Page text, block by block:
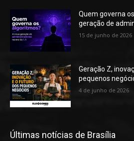
Quem governa
geração de
15 de junho de 2026
Geração Z,
pequenos
4 de junho de 2026
Últimas notícias de Brasília